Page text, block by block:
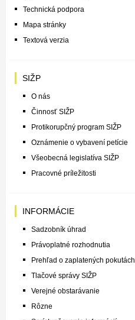
Technická podpora
Mapa stránky
Textová verzia
SIŽP
O nás
Činnosť SIŽP
Protikorupčný program SIŽP
Oznámenie o vybavení petície
Všeobecná legislatíva SIŽP
Pracovné príležitosti
INFORMÁCIE
Sadzobník úhrad
Právoplatné rozhodnutia
Prehľad o zaplatených pokutách
Tlačové správy SIŽP
Verejné obstarávanie
Rôzne